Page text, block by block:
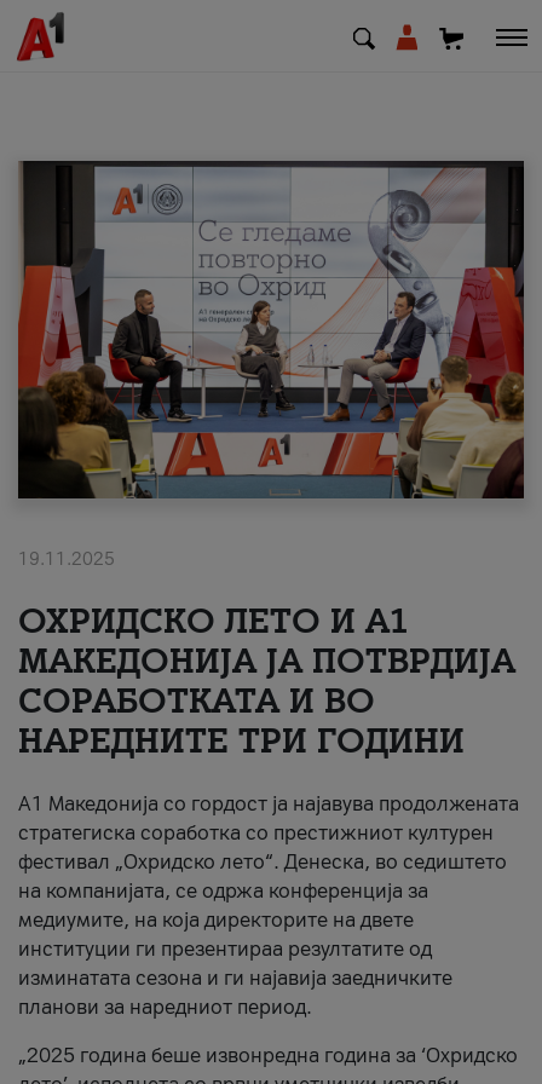
МК SQ
Приватни Деловни
Поддршка
Надополни кредит
#ПодобарОнлајн
19.11.2025
ОХРИДСКО ЛЕТО И A1
МАКЕДОНИЈА ЈА ПОТВРДИЈА
СОРАБОТКАТА И ВО
НАРЕДНИТЕ ТРИ ГОДИНИ
A1 Македонија со гордост ја најавува продолжената
стратегиска соработка со престижниот културен
фестивал „Охридско лето“. Денеска, во седиштето
на компанијата, се одржа конференција за
медиумите, на која директорите на двете
институции ги презентираа резултатите од
изминатата сезона и ги најавија заедничките
планови за наредниот период.
„2025 година беше извонредна година за ‘Охридско